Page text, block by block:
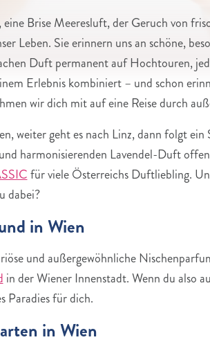
Brise Meeresluft, der Geruch von
Leben. Sie erinnern uns an schöne,
Duft permanent auf Hochtouren,
Erlebnis kombiniert – und schon
wir dich mit auf eine Reise durch
weiter geht es nach Linz, dann folgt
harmonisierenden Lavendel-Duft
für viele Österreichs Duftliebling.
dabei?
in Wien
und außergewöhnliche
in der Wiener Innenstadt. Wenn du also
Paradies für dich.
in Wien